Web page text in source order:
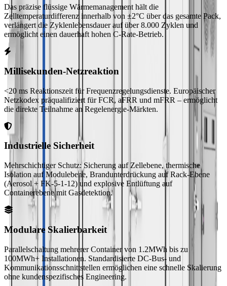
Das präzise flüssige Wärmemanagement hält die
Zelltemperaturdifferenz innerhalb von ±2°C über das gesamte Pack,
verlängert die Zyklenlebensdauer auf über 8.000 Zyklen und
ermöglicht einen dauerhaft hohen C-Rate-Betrieb.
Millisekunden-Netzreaktion
<20 ms Reaktionszeit für Frequenzregelungsdienste. Europäischer
Netzkodex präqualifiziert für FCR, aFRR und mFRR – ermöglicht
die direkte Teilnahme an Regelenergie-Märkten.
Industrielle Sicherheit
Mehrschichtiger Schutz: Sicherung auf Zellebene, thermische
Isolation auf Modulebene, Brandunterdrückung auf Rack-Ebene
(Aerosol + FK-5-1-12) und explosive Entlüftung auf
Containerebene mit Gasdetektion.
Modulare Skalierbarkeit
Parallelschaltung mehrerer Container von 1.2MWh bis zu
100MWh+ Installationen. Standardisierte DC-Bus- und
Kommunikationsschnittstellen ermöglichen eine schnelle Skalierung
ohne kundenspezifisches Engineering.